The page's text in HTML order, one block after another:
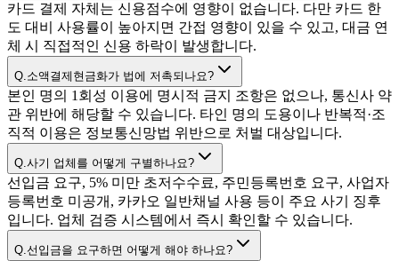
카드 결제 자체는 신용점수에 영향이 없습니다. 다만 카드 한
도 대비 사용률이 높아지면 간접 영향이 있을 수 있고, 대금 연
체 시 직접적인 신용 하락이 발생합니다.
Q.소액결제현금화가 법에 저촉되나요?
본인 명의 1회성 이용에 명시적 금지 조항은 없으나, 통신사 약
관 위반에 해당할 수 있습니다. 타인 명의 도용이나 반복적·조
직적 이용은 정보통신망법 위반으로 처벌 대상입니다.
Q.사기 업체를 어떻게 구별하나요?
선입금 요구, 5% 미만 초저수수료, 주민등록번호 요구, 사업자
등록번호 미공개, 카카오 일반채널 사용 등이 주요 사기 징후
입니다. 업체 검증 시스템에서 즉시 확인할 수 있습니다.
Q.선입금을 요구하면 어떻게 해야 하나요?